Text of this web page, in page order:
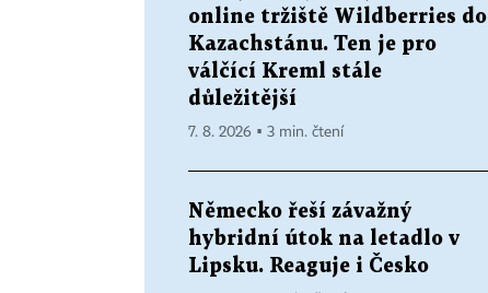
online tržiště Wildberries do
Kazachstánu. Ten je pro
válčící Kreml stále
důležitější
7. 8. 2026 ▪ 3 min. čtení
Německo řeší závažný
hybridní útok na letadlo v
Lipsku. Reaguje i Česko